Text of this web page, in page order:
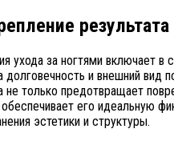
результата
ухода за ногтями включает в
и внешний вид
не только предотвращает
его идеальную
эстетики и структуры.